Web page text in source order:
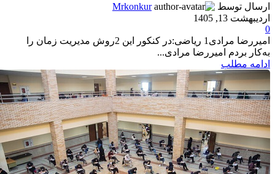
ارسال توسط
Mrkonkur
اردیبهشت 13, 1405
0
امیررضا مرادی1 ریاضی:در کنکور این 2روش مدیریت زمان را
به‌کار بردم امیررضا مرادی...
ادامه مطلب